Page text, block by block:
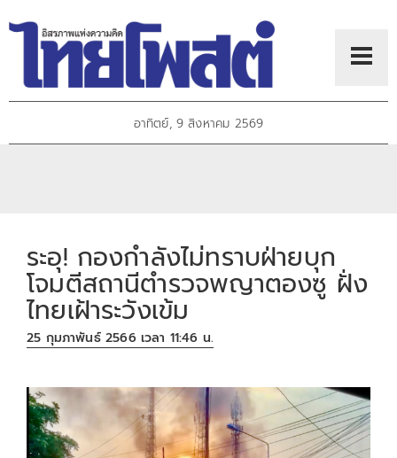
อาทิตย์, 9 สิงหาคม 2569
ระอุ! กองกำลังไม่ทราบฝ่ายบุก
โจมตีสถานีตำรวจพญาตองซู ฝั่ง
ไทยเฝ้าระวังเข้ม
25 กุมภาพันธ์ 2566 เวลา 11:46 น.